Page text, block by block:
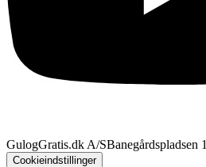
GulogGratis.dk A/SBanegårdspladsen 1
Cookieindstillinger